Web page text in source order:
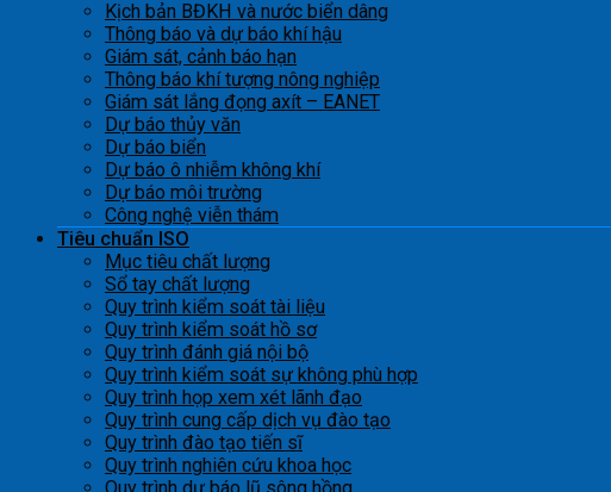
Kịch bản BĐKH và nước biển dâng
Thông báo và dự báo khí hậu
Giám sát, cảnh báo hạn
Thông báo khí tượng nông nghiệp
Giám sát lắng đọng axít – EANET
Dự báo thủy văn
Dự báo biển
Dự báo ô nhiễm không khí
Dự báo môi trường
Công nghệ viễn thám
Tiêu chuẩn ISO
Mục tiêu chất lượng
Sổ tay chất lượng
Quy trình kiểm soát tài liệu
Quy trình kiểm soát hồ sơ
Quy trình đánh giá nội bộ
Quy trình kiểm soát sự không phù hợp
Quy trình họp xem xét lãnh đạo
Quy trình cung cấp dịch vụ đào tạo
Quy trình đào tạo tiến sĩ
Quy trình nghiên cứu khoa học
Quy trình dự báo lũ sông hồng